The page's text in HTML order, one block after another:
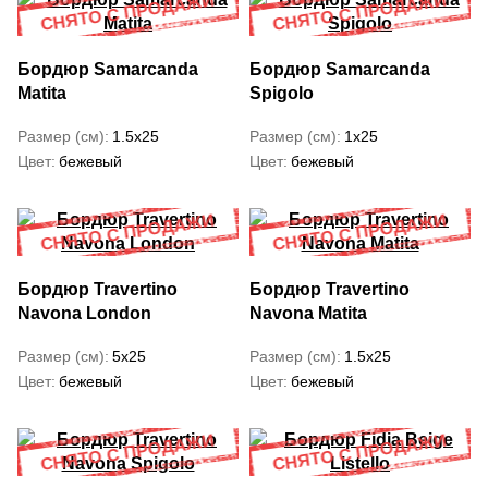
Бордюр Samarcanda
Matita
Размер (см) 1.5x25
Цвет бежевый
Бордюр Samarcanda
Spigolo
Размер (см) 1x25
Цвет бежевый
Бордюр Travertino
Navona London
Размер (см) 5x25
Цвет бежевый
Бордюр Travertino
Navona Matita
Размер (см) 1.5x25
Цвет бежевый